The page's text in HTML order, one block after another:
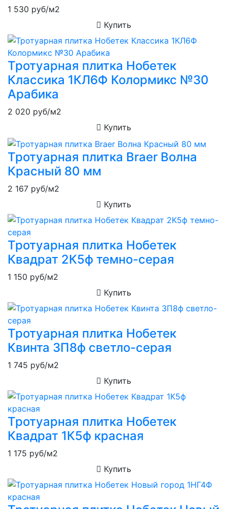
1 530 руб/м2
Купить
Тротуарная плитка Нобетек
Классика 1КЛ6Ф Колормикс №30
Арабика
2 020 руб/м2
Купить
Тротуарная плитка Braer Волна
Красный 80 мм
2 167 руб/м2
Купить
Тротуарная плитка Нобетек
Квадрат 2К5ф темно-серая
1 150 руб/м2
Купить
Тротуарная плитка Нобетек
Квинта 3П8ф светло-серая
1 745 руб/м2
Купить
Тротуарная плитка Нобетек
Квадрат 1К5ф красная
1 175 руб/м2
Купить